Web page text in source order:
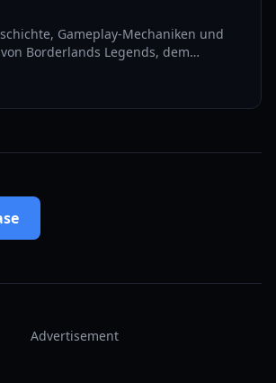
Gameplay-Mechaniken und
Borderlands Legends, dem
Juwel zugreifen kannst.
Advertisement